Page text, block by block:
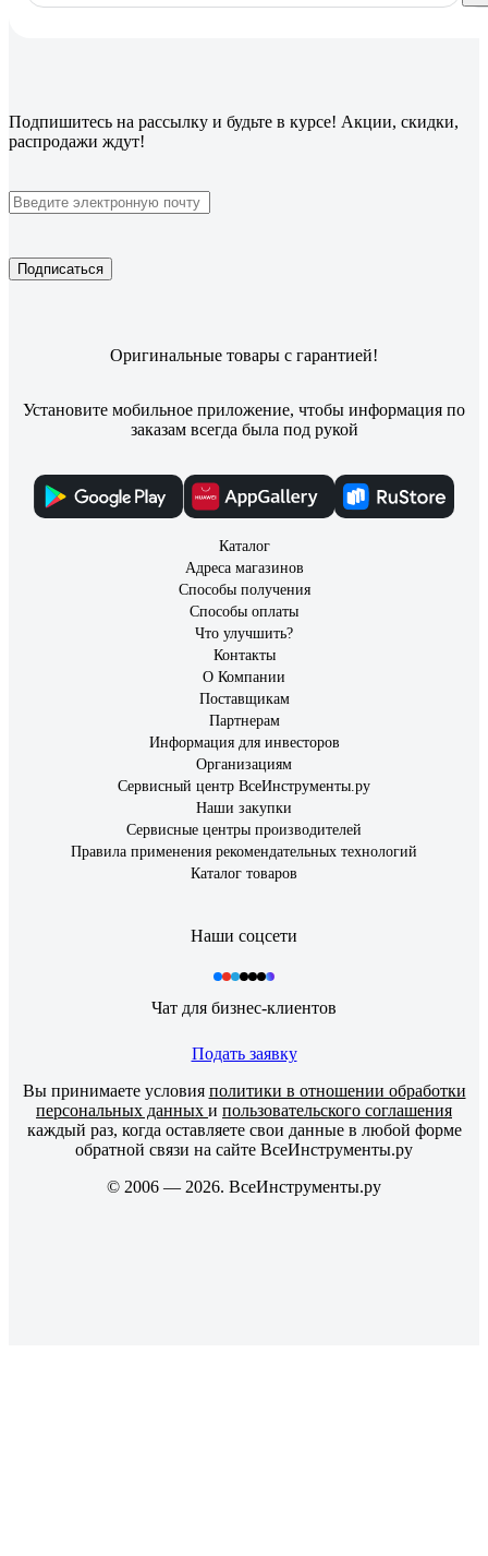
Подпишитесь на рассылку и будьте в курсе! Акции, скидки,
распродажи ждут!
Подписаться
Оригинальные товары с гарантией!
Установите мобильное приложение, чтобы информация по
заказам всегда была под рукой
Каталог
Адреса магазинов
Способы получения
Способы оплаты
Что улучшить?
Контакты
О Компании
Поставщикам
Партнерам
Информация для инвесторов
Организациям
Сервисный центр ВсеИнструменты.ру
Наши закупки
Сервисные центры производителей
Правила применения рекомендательных технологий
Каталог товаров
Наши соцсети
Чат для бизнес-клиентов
Подать заявку
Вы принимаете условия политики в отношении обработки
персональных данных и пользовательского соглашения
каждый раз, когда оставляете свои данные в любой форме
обратной связи на сайте ВсеИнструменты.ру
© 2006 — 2026. ВсеИнструменты.ру